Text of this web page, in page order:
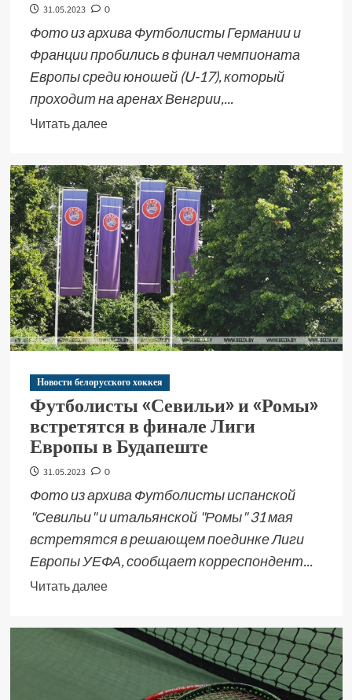
31.05.2023 0
Фото из архива Футболисты Германии и
Франции пробились в финал чемпионата
Европы среди юношей (U-17), который
проходит на аренах Венгрии,...
Читать далее
Новости белорусского хоккея
Футболисты «Севильи» и «Ромы»
встретятся в финале Лиги
Европы в Будапеште
31.05.2023 0
Фото из архива Футболисты испанской
"Севильи" и итальянской "Ромы" 31 мая
встретятся в решающем поединке Лиги
Европы УЕФА, сообщает корреспондент...
Читать далее